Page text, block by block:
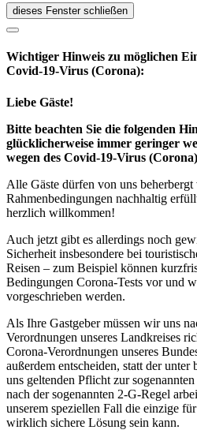
dieses Fenster schließen
Wichtiger Hinweis zu möglichen
Covid-19-Virus (Corona):
Liebe Gäste!
Bitte beachten Sie die folgenden
glücklicherweise immer geringer
wegen des Covid-19-Virus
Alle Gäste dürfen von uns
Rahmenbedingungen nachhaltig
herzlich willkommen!
Auch jetzt gibt es allerdings noch
Sicherheit insbesondere bei
Reisen – zum Beispiel können
Bedingungen Corona-Tests vor und
vorgeschrieben werden.
Als Ihre Gastgeber müssen wir uns
Verordnungen unseres Landkreises
Corona-Verordnungen unseres
außerdem entscheiden, statt der
uns geltenden Pflicht zur
nach der sogenannten 2-G-Regel
unserem speziellen Fall die einzige
wirklich sichere Lösung sein kann.